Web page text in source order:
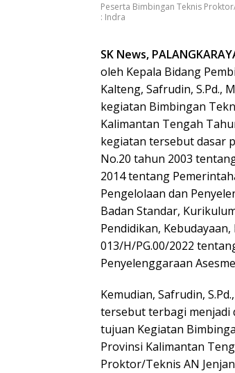
Peserta Bimbingan Teknis
: Indra
SK News,
oleh Kepala Bidang
Kalteng, Safrudin, S.Pd.,
kegiatan Bimbingan
Kalimantan Tengah
kegiatan tersebut dasar
No.20 tahun 2003
2014 tentang
Pengelolaan dan
Badan Standar,
Pendidikan,
013/H/PG.00/2022
Penyelenggaraan
Kemudian, Safrudin,
tersebut terbagi menjadi
tujuan Kegiatan
Provinsi Kalimantan
Proktor/Teknis AN